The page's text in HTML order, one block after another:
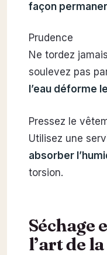
façon
Prudence
Ne tordez
soulevez pas
l’eau déforme
Pressez le
Utilisez une
absorber
torsion.
Séchage
l’art de